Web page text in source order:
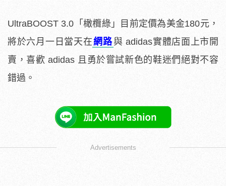
UltraBOOST 3.0「橄欖綠」目前定價為美金180元，
將於六月一日當天在網路與 adidas實體店面上市開
賣，喜歡 adidas 且勇於嘗試新色的鞋迷們絕對不容
錯過。
Advertisements